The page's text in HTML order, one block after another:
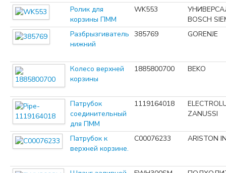
Ролик для
корзины ПММ
WK553
BOSCH
Разбрызгиватель
нижний
385769 GORENJE
Колесо верхней
корзины
1885800700 BEKO
Патрубок
соединительный
для ПММ
1119164018
ZANUSSI
Патрубок к
верхней корзине.
C00076233 ARISTON